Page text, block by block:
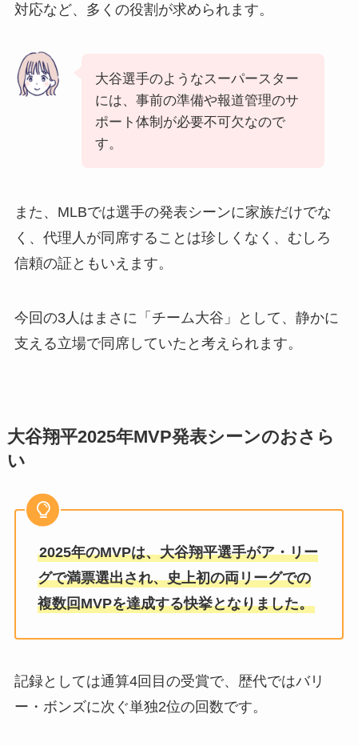
対応など、多くの役割が求められます。
大谷選手のようなスーパースター
には、事前の準備や報道管理のサ
ポート体制が必要不可欠なので
す。
また、MLBでは選手の発表シーンに家族だけでな
く、代理人が同席することは珍しくなく、むしろ
信頼の証ともいえます。
今回の3人はまさに「チーム大谷」として、静かに
支える立場で同席していたと考えられます。
大谷翔平2025年MVP発表シーンのおさら
い
2025年のMVPは、大谷翔平選手がア・リー
グで満票選出され、史上初の両リーグでの
複数回MVPを達成する快挙となりました。
記録としては通算4回目の受賞で、歴代ではバリ
ー・ボンズに次ぐ単独2位の回数です。